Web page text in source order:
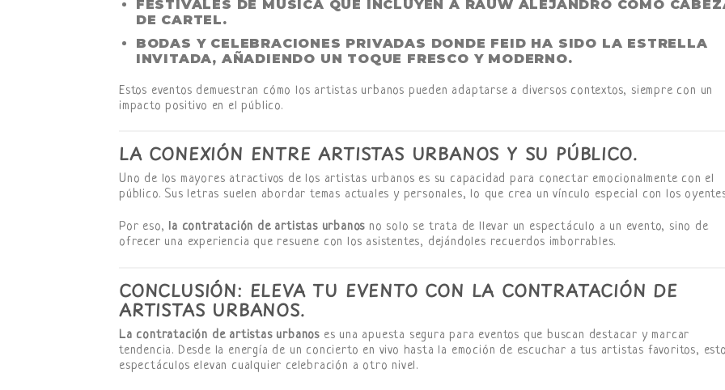
FESTIVALES DE MÚSICA QUE INCLUYEN A RAUW ALEJANDRO COMO
DE CARTEL.
BODAS Y CELEBRACIONES PRIVADAS DONDE FEID HA SIDO LA ESTRELLA
INVITADA, AÑADIENDO UN TOQUE FRESCO Y MODERNO.
Estos eventos demuestran cómo los artistas urbanos pueden adaptarse a diversos contextos, siempre con un
impacto positivo en el público.
LA CONEXIÓN ENTRE ARTISTAS URBANOS Y SU PÚBLICO.
Uno de los mayores atractivos de los artistas urbanos es su capacidad para conectar emocionalmente con el
público. Sus letras suelen abordar temas actuales y personales, lo que crea un vínculo especial con los
Por eso, la contratación de artistas urbanos no solo se trata de llevar un espectáculo a un evento, sino de
ofrecer una experiencia que resuene con los asistentes, dejándoles recuerdos imborrables.
CONCLUSIÓN: ELEVA TU EVENTO CON LA CONTRATACIÓN DE
ARTISTAS URBANOS.
La contratación de artistas urbanos es una apuesta segura para eventos que buscan destacar y marcar
tendencia. Desde la energía de un concierto en vivo hasta la emoción de escuchar a tus artistas favoritos,
espectáculos elevan cualquier celebración a otro nivel.